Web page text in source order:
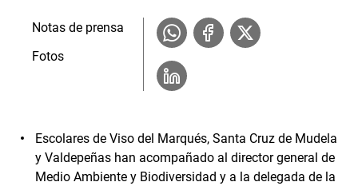
Escolares de Viso del Marqués, Santa Cruz de Mudela
y Valdepeñas han acompañado al director general de
Medio Ambiente y Biodiversidad y a la delegada de la
Notas de prensa
Fotos